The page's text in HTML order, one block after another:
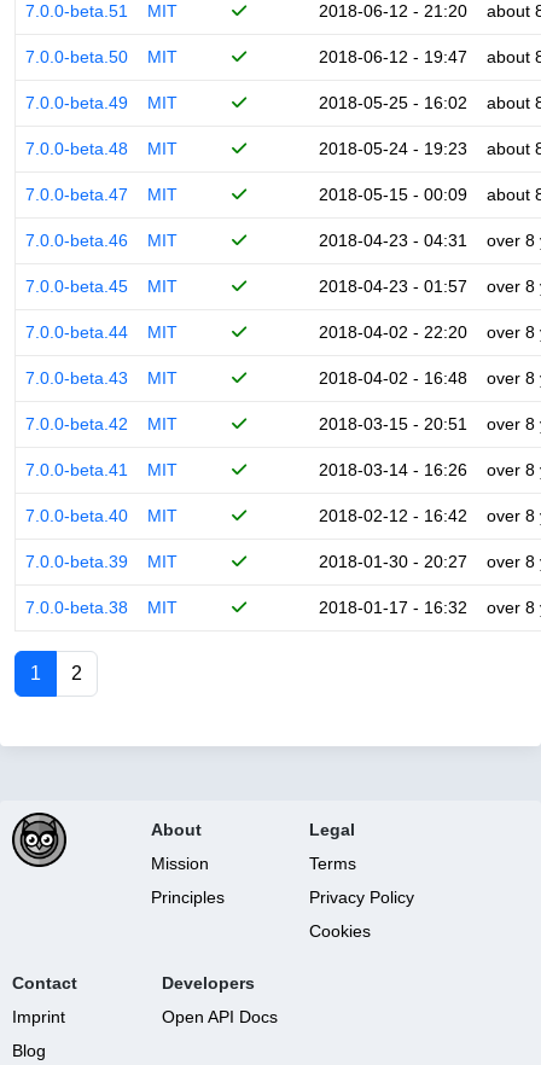
7.0.0-beta.51 MIT 2018-06-12 - 21:20 about
7.0.0-beta.50 MIT 2018-06-12 - 19:47 about
7.0.0-beta.49 MIT 2018-05-25 - 16:02 about
7.0.0-beta.48 MIT 2018-05-24 - 19:23 about
7.0.0-beta.47 MIT 2018-05-15 - 00:09 about
7.0.0-beta.46 MIT 2018-04-23 - 04:31 over 8
7.0.0-beta.45 MIT 2018-04-23 - 01:57 over 8
7.0.0-beta.44 MIT 2018-04-02 - 22:20 over 8
7.0.0-beta.43 MIT 2018-04-02 - 16:48 over 8
7.0.0-beta.42 MIT 2018-03-15 - 20:51 over 8
7.0.0-beta.41 MIT 2018-03-14 - 16:26 over 8
7.0.0-beta.40 MIT 2018-02-12 - 16:42 over 8
7.0.0-beta.39 MIT 2018-01-30 - 20:27 over 8
7.0.0-beta.38 MIT 2018-01-17 - 16:32 over 8
1 2
About
Mission
Principles
Legal
Terms
Privacy Policy
Cookies
Contact
Imprint
Blog
Developers
Open API Docs